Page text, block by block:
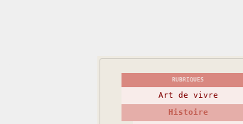
RUBRIQUES
Art de vivre
Histoire